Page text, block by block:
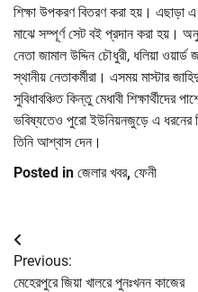
শিক্ষা উপকরণ বিতরণ করা হয়। এছাড়া
মাঝে সম্পূর্ণ সেট বই প্রদান করা হয়।
নেতা জামাল উদ্দিন চৌধুরী, ধলিয়া
স্থানীয় নেতাকর্মীরা। এসময় মাস্টার
সুবিধাবঞ্চিত কিন্তু মেধাবী শিক্ষার্থীদের
ভবিষ্যতেও পুরো ইউনিয়নজুড়ে এ ধরনের
তিনি আশ্বাস দেন।
Posted in জেলার খবর, ফেনী
Post
navigation
Previous:
মেহেরপুরে জিয়া খালরে পুনঃখনন কাজের